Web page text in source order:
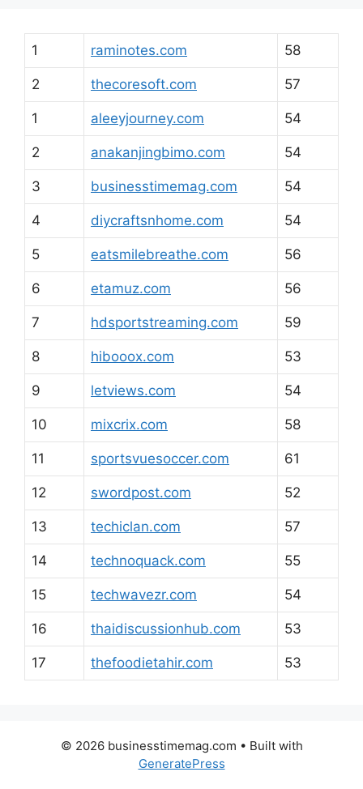
1 raminotes.com 58
2 thecoresoft.com 57
1 aleeyjourney.com 54
2 anakanjingbimo.com 54
3 businesstimemag.com 54
4 diycraftsnhome.com 54
5 eatsmilebreathe.com 56
6 etamuz.com 56
7 hdsportstreaming.com 59
8 hibooox.com 53
9 letviews.com 54
10 mixcrix.com 58
11 sportsvuesoccer.com 61
12 swordpost.com 52
13 techiclan.com 57
14 technoquack.com 55
15 techwavezr.com 54
16 thaidiscussionhub.com 53
17 thefoodietahir.com 53
© 2026 businesstimemag.com • Built with
GeneratePress